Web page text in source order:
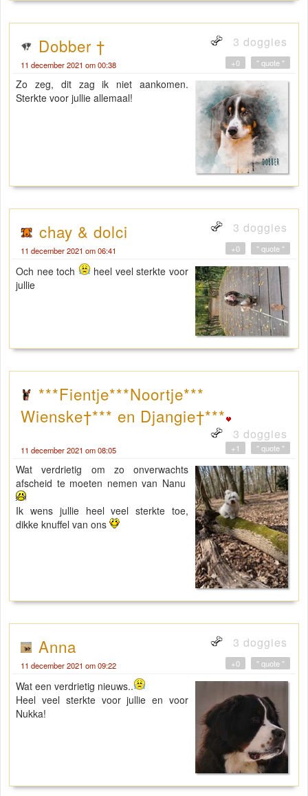
Dobber † 3 doggies
11 december 2021 om 00:38 " quote "
+0
Zo zeg, dit zag ik niet aankomen.
Sterkte voor jullie allemaal!
chay & dolci 3 doggies
11 december 2021 om 06:41 " quote "
+0
Och nee toch
heel veel sterkte voor
jullie
***Fientje***Noortje***
Wienske†*** en Djangie†***
3 doggies
11 december 2021 om 08:05 " quote "
+1
Wat verdrietig om zo onverwachts
afscheid te moeten nemen van Nanu
Ik wens jullie heel veel sterkte toe,
dikke knuffel van ons
Anna 3 doggies
11 december 2021 om 09:22 " quote "
+0
Wat een verdrietig nieuws..
Heel veel sterkte voor jullie en voor
Nukka!